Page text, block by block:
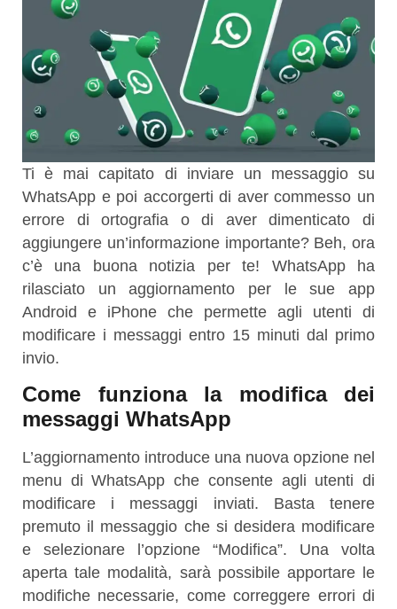
Ti è mai capitato di inviare un messaggio su
WhatsApp e poi accorgerti di aver commesso un
errore di ortografia o di aver dimenticato di
aggiungere un’informazione importante? Beh, ora
c’è una buona notizia per te! WhatsApp ha
rilasciato un aggiornamento per le sue app
Android e iPhone che permette agli utenti di
modificare i messaggi entro 15 minuti dal primo
invio.
Come funziona la modifica dei
messaggi WhatsApp
L’aggiornamento introduce una nuova opzione nel
menu di WhatsApp che consente agli utenti di
modificare i messaggi inviati. Basta tenere
premuto il messaggio che si desidera modificare
e selezionare l’opzione “Modifica”. Una volta
aperta tale modalità, sarà possibile apportare le
modifiche necessarie, come correggere errori di